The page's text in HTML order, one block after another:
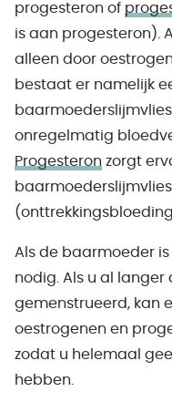
progesteron of
is aan progesteron).
alleen door
bestaat er namelijk
onregelmatig
Progesteron zorgt
Als de baarmoeder
nodig. Als u al
gemenstrueerd, kan
oestrogenen en
zodat u helemaal
hebben.